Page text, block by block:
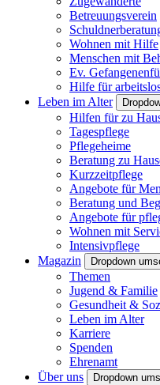
Betreuungsverein
Wohnen mit Hilfe
Menschen mit
Ev.
Hilfe für
Leben im Alter
Hilfen für zu
Tagespflege
Pflegeheime
Beratung zu
Kurzzeitpflege
Angebote für
Beratung und
Angebote für
Wohnen mit
Intensivpflege
Magazin
Dropdown
Themen
Jugend & Familie
Gesundheit &
Leben im Alter
Karriere
Spenden
Ehrenamt
Über uns
Dropdown